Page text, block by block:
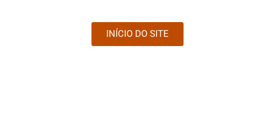
INÍCIO DO SITE